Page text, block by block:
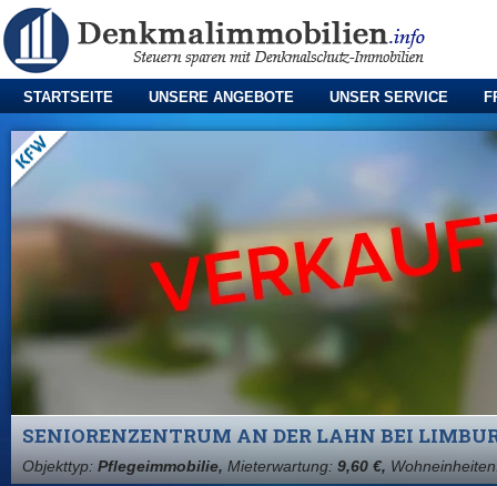
STARTSEITE UNSERE ANGEBOTE UNSER SERVICE
SENIORENZENTRUM AN DER LAHN BEI
Objekttyp: Pflegeimmobilie, Mieterwartung: 9,60 €,